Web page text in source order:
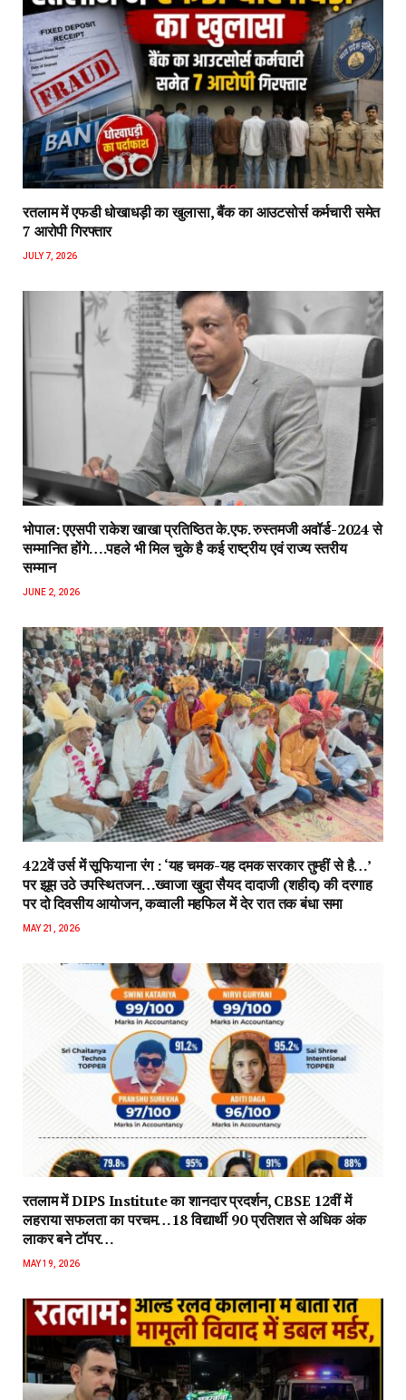
रतलाम में एफडी धोखाधड़ी का खुलासा, बैंक का आउटसोर्स कर्मचारी समेत
7 आरोपी गिरफ्तार
JULY 7, 2026
भोपाल: एएसपी राकेश‌ खाखा प्रतिष्ठित के.एफ. रुस्तमजी अवॉर्ड-2024 से
सम्मानित होंगे….पहले भी मिल चुके है कई राष्ट्रीय एवं राज्य स्तरीय
सम्मान
JUNE 2, 2026
422वें उर्स में सूफियाना रंग : ‘यह चमक-यह दमक सरकार तुम्हीं से है…’
पर झूम उठे उपस्थितजन…ख्वाजा खुदा सैयद दादाजी (शहीद) की दरगाह
पर दो दिवसीय आयोजन, कव्वाली महफिल में देर रात तक बंधा समा
MAY 21, 2026
रतलाम में DIPS Institute का शानदार प्रदर्शन, CBSE 12वीं में
लहराया सफलता का परचम…18 विद्यार्थी 90 प्रतिशत से अधिक अंक
लाकर बने टॉपर…
MAY 19, 2026